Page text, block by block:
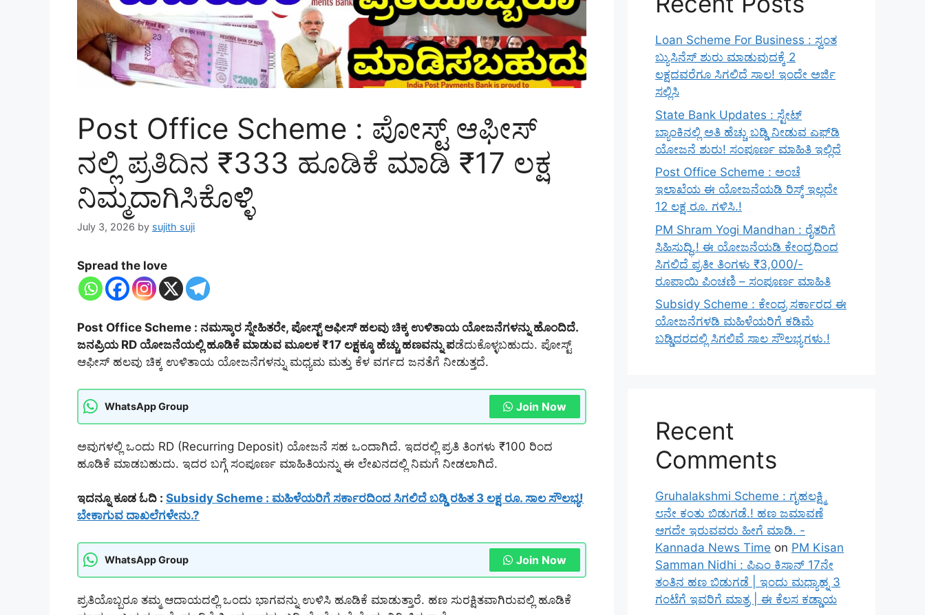
Post Office Scheme : ಪೋಸ್ಟ್ ಆಫೀಸ್
ನಲ್ಲಿ ಪ್ರತಿದಿನ ₹333 ಹೂಡಿಕೆ ಮಾಡಿ ₹17 ಲಕ್ಷ
ನಿಮ್ಮದಾಗಿಸಿಕೊಳ್ಳಿ
July 3, 2026 by sujith suji
Spread the love
Post Office Scheme : ನಮಸ್ಕಾರ ಸ್ನೇಹಿತರೇ, ಪೋಸ್ಟ್ ಆಫೀಸ್ ಹಲವು ಚಿಕ್ಕ ಉಳಿತಾಯ ಯೋಜನೆಗಳನ್ನು ಹೊಂದಿದೆ.
ಜನಪ್ರಿಯ RD ಯೋಜನೆಯಲ್ಲಿ ಹೂಡಿಕೆ ಮಾಡುವ ಮೂಲಕ ₹17 ಲಕ್ಷಕ್ಕೂ ಹೆಚ್ಚು ಹಣವನ್ನು ಪಡೆದುಕೊಳ್ಳಬಹುದು. ಪೋಸ್ಟ್
ಆಫೀಸ್ ಹಲವು ಚಿಕ್ಕ ಉಳಿತಾಯ ಯೋಜನೆಗಳನ್ನು ಮಧ್ಯಮ ಮತ್ತು ಕೆಳ ವರ್ಗದ ಜನತೆಗೆ ನೀಡುತ್ತದೆ.
WhatsApp Group Join Now
ಅವುಗಳಲ್ಲಿ ಒಂದು RD (Recurring Deposit) ಯೋಜನೆ ಸಹ ಒಂದಾಗಿದೆ. ಇದರಲ್ಲಿ ಪ್ರತಿ ತಿಂಗಳು ₹100 ರಿಂದ
ಹೂಡಿಕೆ ಮಾಡಬಹುದು. ಇದರ ಬಗ್ಗೆ ಸಂಪೂರ್ಣ ಮಾಹಿತಿಯನ್ನು ಈ ಲೇಖನದಲ್ಲಿ ನಿಮಗೆ ನೀಡಲಾಗಿದೆ.
ಇದನ್ನೂ ಕೂಡ ಓದಿ : Subsidy Scheme : ಮಹಿಳೆಯರಿಗೆ ಸರ್ಕಾರದಿಂದ ಸಿಗಲಿದೆ ಬಡ್ಡಿ ರಹಿತ 3 ಲಕ್ಷ ರೂ. ಸಾಲ ಸೌಲಭ್ಯ!
ಬೇಕಾಗುವ ದಾಖಲೆಗಳೇನು.?
WhatsApp Group Join Now
ಪ್ರತಿಯೊಬ್ಬರೂ ತಮ್ಮ ಆದಾಯದಲ್ಲಿ ಒಂದು ಭಾಗವನ್ನು ಉಳಿಸಿ ಹೂಡಿಕೆ ಮಾಡುತ್ತಾರೆ. ಹಣ ಸುರಕ್ಷಿತವಾಗಿರುವಲ್ಲಿ ಹೂಡಿಕೆ
Loan Scheme For Business : ಸ್ವಂತ
ಬ್ಯುಸಿನೆಸ್ ಶುರು ಮಾಡುವುದಕ್ಕೆ 2
ಲಕ್ಷದವರೆಗೂ ಸಿಗಲಿದೆ ಸಾಲ! ಇಂದೇ ಅರ್ಜಿ
ಸಲ್ಲಿಸಿ
State Bank Updates : ಸ್ಟೇಟ್
ಬ್ಯಾಂಕಿನಲ್ಲಿ ಅತಿ ಹೆಚ್ಚು ಬಡ್ಡಿ ನೀಡುವ ಎಫ್‌ಡಿ
ಯೋಜನೆ ಶುರು! ಸಂಪೂರ್ಣ ಮಾಹಿತಿ ಇಲ್ಲಿದೆ
Post Office Scheme : ಅಂಚೆ
ಇಲಾಖೆಯ ಈ ಯೋಜನೆಯಡಿ ರಿಸ್ಕ್‌ ಇಲ್ಲದೇ
12 ಲಕ್ಷ ರೂ. ಗಳಿಸಿ.!
PM Shram Yogi Mandhan : ರೈತರಿಗೆ
ಸಿಹಿಸುದ್ಧಿ.! ಈ ಯೋಜನೆಯಡಿ ಕೇಂದ್ರದಿಂದ
ಸಿಗಲಿದೆ ಪ್ರತೀ ತಿಂಗಳು ₹3,000/-
ರೂಪಾಯಿ ಪಿಂಚಣಿ – ಸಂಪೂರ್ಣ ಮಾಹಿತಿ
Subsidy Scheme : ಕೇಂದ್ರ ಸರ್ಕಾರದ ಈ
ಯೋಜನೆಗಳಡಿ ಮಹಿಳೆಯರಿಗೆ ಕಡಿಮೆ
ಬಡ್ಡಿದರದಲ್ಲಿ ಸಿಗಲಿವೆ ಸಾಲ ಸೌಲಭ್ಯಗಳು.!
Recent
Comments
Gruhalakshmi Scheme : ಗೃಹಲಕ್ಷ್ಮಿ
೮ನೇ ಕಂತು ಬಿಡುಗಡೆ.! ಹಣ ಜಮಾವಣೆ
ಆಗದೇ ಇರುವವರು ಹೀಗೆ ಮಾಡಿ. -
Kannada News Time on PM Kisan
Samman Nidhi : ಪಿಎಂ ಕಿಸಾನ್ 17ನೇ
ತಂತಿನ ಹಣ ಬಿಡುಗಡೆ | ಇಂದು ಮಧ್ಯಾಹ್ನ 3
ಗಂಟೆಗೆ ಇವರಿಗೆ ಮಾತ್ರ | ಈ ಕೆಲಸ ಕಡ್ಡಾಯ